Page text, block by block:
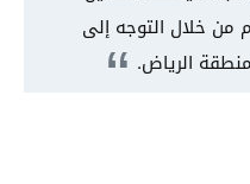
خلال التوجه إلى
الرياض.